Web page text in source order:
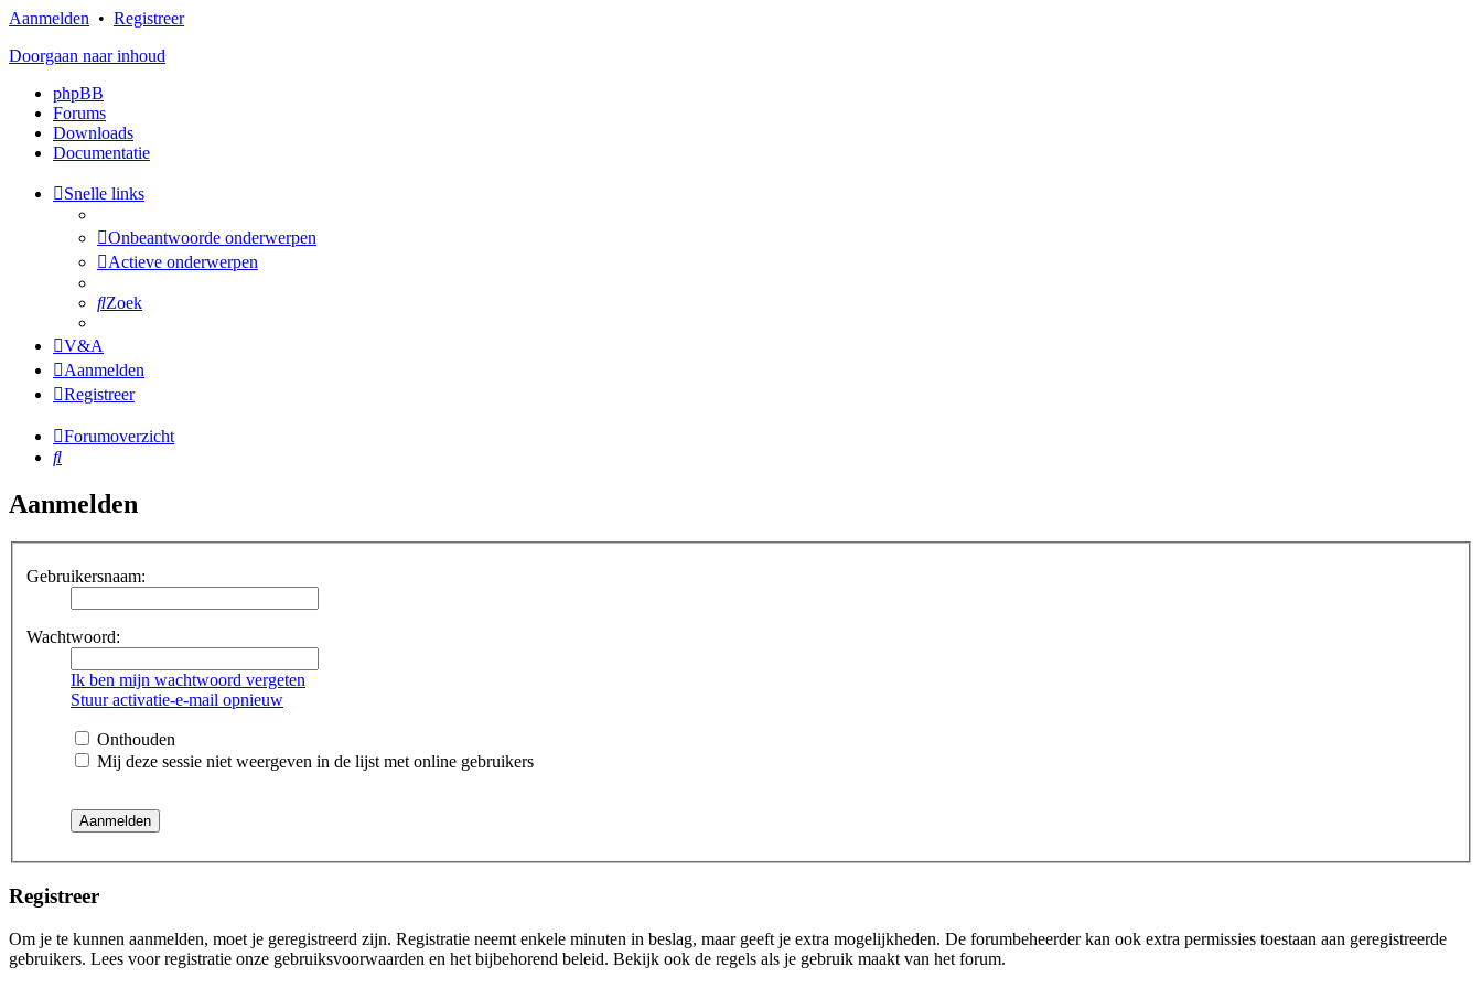
Aanmelden • Registreer
Doorgaan naar inhoud
phpBB
Forums
Downloads
Documentatie
Snelle links
Onbeantwoorde onderwerpen
Actieve onderwerpen
Zoek
V&A
Aanmelden
Registreer
Forumoverzicht
Zoek
Aanmelden
Gebruikersnaam:
Wachtwoord:
Ik ben mijn wachtwoord vergeten
Stuur activatie-e-mail opnieuw
Onthouden
Mij deze sessie niet weergeven in de lijst met online gebruikers
Registreer
Om je te kunnen aanmelden, moet je geregistreerd zijn. Registratie neemt enkele minuten in beslag, maar geeft je extra mogelijkheden. De forumbeheerder kan ook extra permissies toestaan aan geregistreerde
gebruikers. Lees voor registratie onze gebruiksvoorwaarden en het bijbehorend beleid. Bekijk ook de regels als je gebruik maakt van het forum.